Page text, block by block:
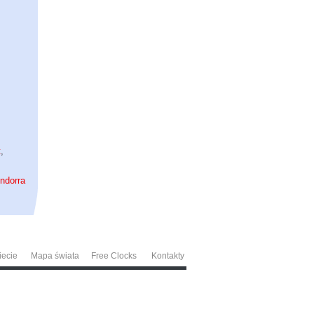
,
Mapa świata Free Clocks Kontakty